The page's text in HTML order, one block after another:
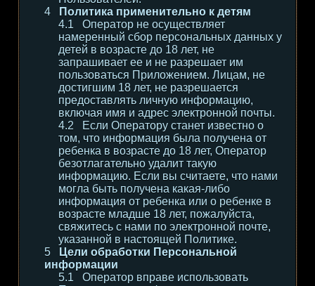
Политика применительно к детям
Оператор не осуществляет
намеренный сбор персональных данных у
детей в возрасте до 18 лет, не
запрашивает ее и не разрешает им
пользоваться Приложением. Лицам, не
достигшим 18 лет, не разрешается
предоставлять личную информацию,
включая имя и адрес электронной почты.
Если Оператору станет известно о
том, что информация была получена от
ребенка в возрасте до 18 лет, Оператор
безотлагательно удалит такую
информацию. Если вы считаете, что нами
могла быть получена какая-либо
информация от ребенка или о ребенке в
возрасте младше 18 лет, пожалуйста,
свяжитесь с нами по электронной почте,
указанной в настоящей Политике.
Цели обработки Персональной
информации
Оператор вправе использовать